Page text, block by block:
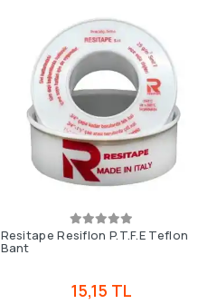
Resitape Resiflon P.T.F.E Teflon
Bant
15,15 TL